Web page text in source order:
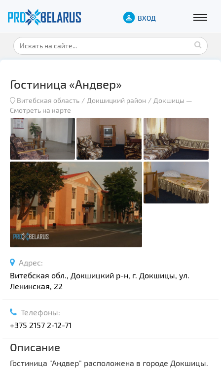
ВХОД
Гостиница «Андвер»
Витебская область Докшицкий район Докшицы —
Смотреть на карте
Адрес:
Витебская обл., Докшицкий р-н, г. Докшицы, ул.
Ленинская, 22
Телефоны:
+375 2157 2-12-71
Описание
Гостиница "Андвер" расположена в городе Докшицы.